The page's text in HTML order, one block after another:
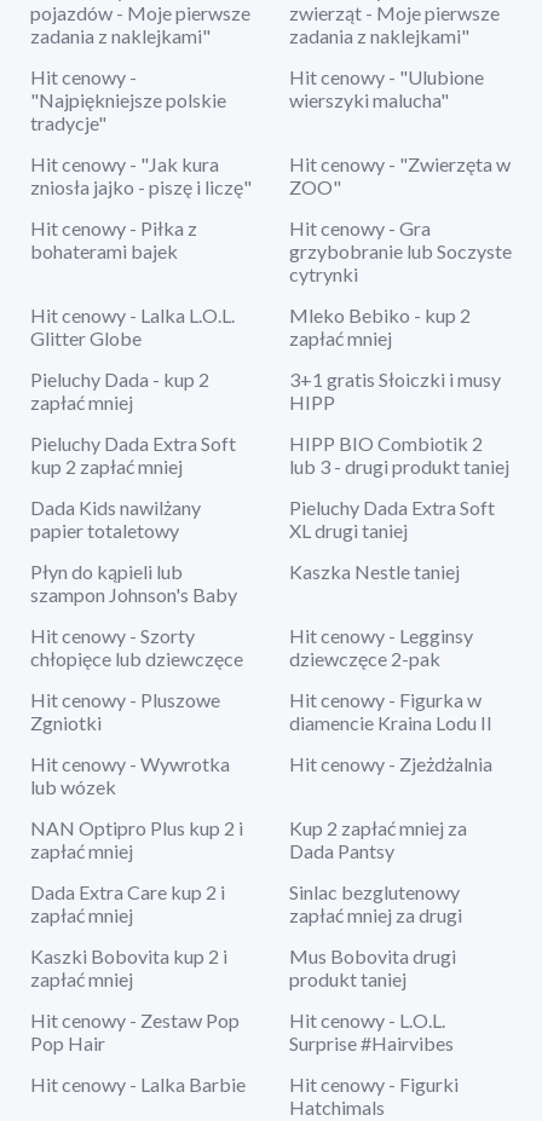
pojazdów - Moje pierwsze
zadania z naklejkami"
zwierząt - Moje pierwsze
zadania z naklejkami"
Hit cenowy -
"Najpiękniejsze polskie
tradycje"
Hit cenowy - "Ulubione
wierszyki malucha"
Hit cenowy - "Jak kura
zniosła jajko - piszę i liczę"
Hit cenowy - "Zwierzęta w
ZOO"
Hit cenowy - Piłka z
bohaterami bajek
Hit cenowy - Gra
grzybobranie lub Soczyste
cytrynki
Hit cenowy - Lalka L.O.L.
Glitter Globe
Mleko Bebiko - kup 2
zapłać mniej
Pieluchy Dada - kup 2
zapłać mniej
3+1 gratis Słoiczki i musy
HIPP
Pieluchy Dada Extra Soft
kup 2 zapłać mniej
HIPP BIO Combiotik 2
lub 3 - drugi produkt taniej
Dada Kids nawilżany
papier totaletowy
Pieluchy Dada Extra Soft
XL drugi taniej
Płyn do kąpieli lub
szampon Johnson's Baby
Kaszka Nestle taniej
Hit cenowy - Szorty
chłopięce lub dziewczęce
Hit cenowy - Legginsy
dziewczęce 2-pak
Hit cenowy - Pluszowe
Zgniotki
Hit cenowy - Figurka w
diamencie Kraina Lodu II
Hit cenowy - Wywrotka
lub wózek
Hit cenowy - Zjeżdżalnia
NAN Optipro Plus kup 2 i
zapłać mniej
Kup 2 zapłać mniej za
Dada Pantsy
Dada Extra Care kup 2 i
zapłać mniej
Sinlac bezglutenowy
zapłać mniej za drugi
Kaszki Bobovita kup 2 i
zapłać mniej
Mus Bobovita drugi
produkt taniej
Hit cenowy - Zestaw Pop
Pop Hair
Hit cenowy - L.O.L.
Surprise #Hairvibes
Hit cenowy - Lalka Barbie
Hit cenowy - Figurki
Hatchimals